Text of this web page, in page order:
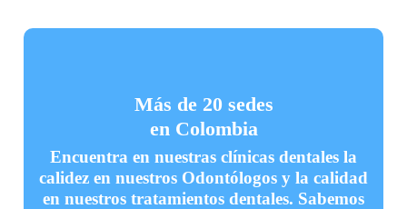
Más de 20 sedes
en Colombia
Encuentra en nuestras clínicas dentales la
calidez en nuestros Odontólogos y la calidad
en nuestros tratamientos dentales. Sabemos